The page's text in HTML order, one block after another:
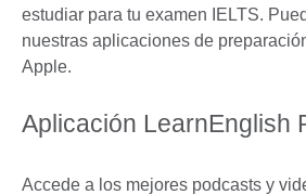
estudiar para tu examen IELTS.
nuestras aplicaciones de
Apple.
Aplicación LearnEnglish
Accede a los mejores podcasts y